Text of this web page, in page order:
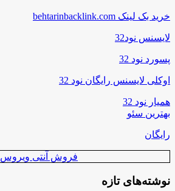
خرید بک لینک behtarinbacklink.com
لایسنس نود32
پسورد نود 32
اوکلی لایسنس رایگان نود 32
همیار نود 32
بهترین سئو
رایگان
فروش آنتی ویروس
نوشته‌های تازه